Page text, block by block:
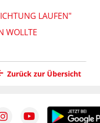
LAUFEN"
WOLLTE
Zurück zur Übersicht